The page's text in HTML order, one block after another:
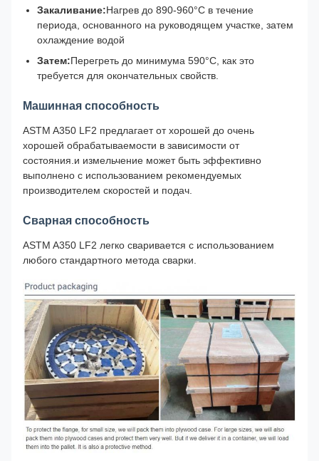
Закаливание:Нагрев до 890-960°C в течение
периода, основанного на руководящем участке, затем
охлаждение водой
Затем:Перегреть до минимума 590°C, как это
требуется для окончательных свойств.
Машинная способность
ASTM A350 LF2 предлагает от хорошей до очень
хорошей обрабатываемости в зависимости от
состояния.и измельчение может быть эффективно
выполнено с использованием рекомендуемых
производителем скоростей и подач.
Сварная способность
ASTM A350 LF2 легко сваривается с использованием
любого стандартного метода сварки.